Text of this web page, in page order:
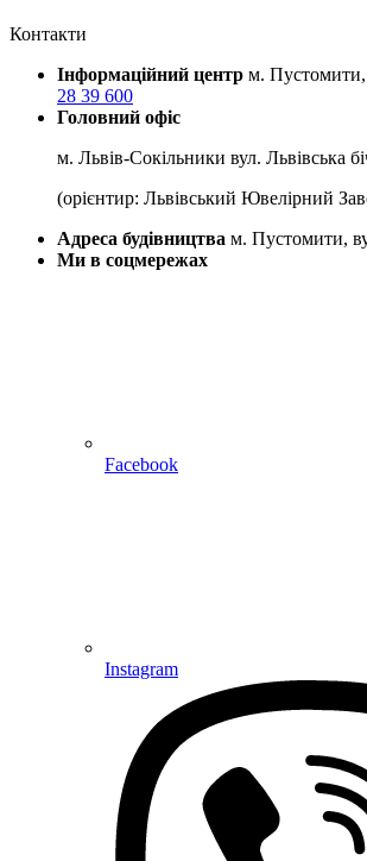
Контакти
Інформаційний центр м. Пустомити,
28 39 600
Головний офіс
м. Львів-Сокільники вул. Львівська
(орієнтир: Львівський Ювелірний
Адреса будівництва м. Пустомити,
Ми в соцмережах
Facebook
Instagram